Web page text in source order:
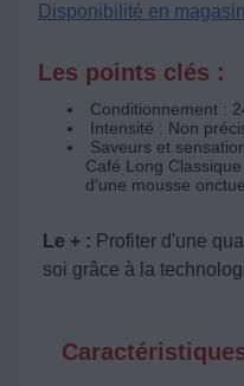
Disponibilité en magasin
Les points clés :
Conditionnement :
Intensité : Non
Saveurs et
Café Long
d'une mousse
Le + : Profiter d'une
soi grâce à la